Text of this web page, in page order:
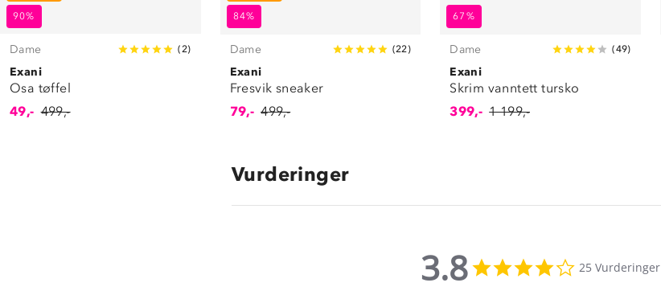
90%
Dame ( 2)
Exani
Osa tøffel
49,- 499,-
84%
Dame (22)
Exani
Fresvik sneaker
79,- 499,-
67%
Dame (49)
Exani
Skrim vanntett tursko
399,- 1 199,-
Vurderinger
3.8
star
25 Vurderinger